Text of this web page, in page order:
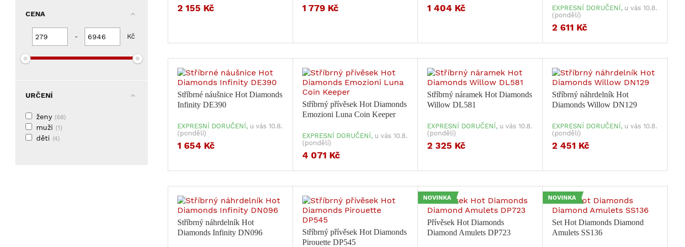
CENA
- Kč
URČENÍ
ženy (68)
muži (1)
děti (4)
2 155 Kč 1 779 Kč 1 404 Kč EXPRESNÍ DORUČENÍ, u vás 10.8.
(pondělí)
2 611 Kč
Stříbrné náušnice Hot Diamonds
Infinity DE390
EXPRESNÍ DORUČENÍ, u vás 10.8.
(pondělí)
1 654 Kč
Stříbrný přívěsek Hot Diamonds
Emozioni Luna Coin Keeper
EXPRESNÍ DORUČENÍ, u vás 10.8.
(pondělí)
4 071 Kč
Stříbrný náramek Hot Diamonds
Willow DL581
EXPRESNÍ DORUČENÍ, u vás 10.8.
(pondělí)
2 325 Kč
Stříbrný náhrdelník Hot
Diamonds Willow DN129
EXPRESNÍ DORUČENÍ, u vás 10.8.
(pondělí)
2 451 Kč
Stříbrný náhrdelník Hot
Diamonds Infinity DN096
Stříbrný přívěsek Hot Diamonds
Pirouette DP545
NOVINKA
Přívěsek Hot Diamonds
Diamond Amulets DP723
NOVINKA
Set Hot Diamonds Diamond
Amulets SS136